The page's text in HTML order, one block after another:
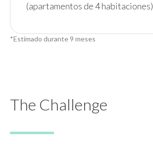
(apartamentos de 4 habitaciones)
*Estimado durante 9 meses
The Challenge